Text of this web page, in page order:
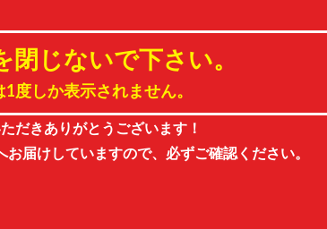
閉じないで下さい。
度しか表示されません。
だきありがとうございます！
届けしていますので、必ずご確認ください。